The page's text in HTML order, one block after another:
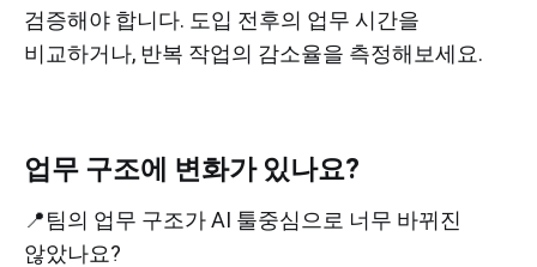
검증해야 합니다. 도입 전후의 업무 시간을
비교하거나, 반복 작업의 감소율을 측정해보세요.
업무 구조에 변화가 있나요?
📍팀의 업무 구조가 AI 툴중심으로 너무 바뀌진
않았나요?